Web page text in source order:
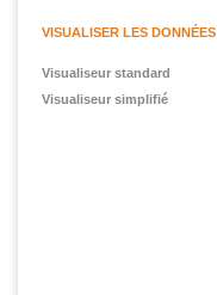
VISUALISER LES DONNÉES
Visualiseur standard
Visualiseur simplifié